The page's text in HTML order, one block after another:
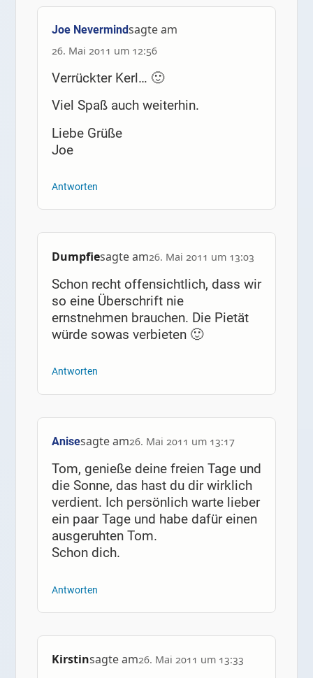
Joe Nevermindsagte am
26. Mai 2011 um 12:56
Verrückter Kerl… 🙂
Viel Spaß auch weiterhin.
Liebe Grüße
Joe
Antworten
Dumpfiesagte am26. Mai 2011 um 13:03
Schon recht offensichtlich, dass wir
so eine Überschrift nie
ernstnehmen brauchen. Die Pietät
würde sowas verbieten 🙂
Antworten
Anisesagte am26. Mai 2011 um 13:17
Tom, genieße deine freien Tage und
die Sonne, das hast du dir wirklich
verdient. Ich persönlich warte lieber
ein paar Tage und habe dafür einen
ausgeruhten Tom.
Schon dich.
Antworten
Kirstinsagte am26. Mai 2011 um 13:33